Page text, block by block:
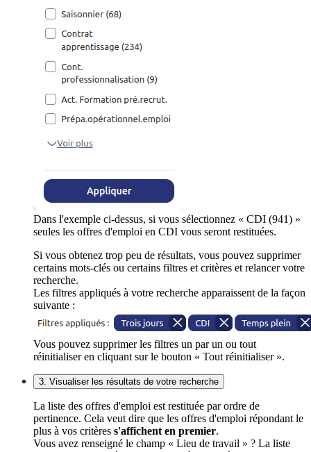
Dans l'exemple ci-dessus, si vous sélectionnez « CDI (941) »
seules les offres d'emploi en CDI vous seront restituées.
Si vous obtenez trop peu de résultats, vous pouvez supprimer
certains mots-clés ou certains filtres et critères et relancer votre
recherche.
Les filtres appliqués à votre recherche apparaissent de la façon
suivante :
Vous pouvez supprimer les filtres un par un ou tout
réinitialiser en cliquant sur le bouton « Tout réinitialiser ».
3. Visualiser les résultats de votre recherche
La liste des offres d'emploi est restituée par ordre de
pertinence. Cela veut dire que les offres d'emploi répondant le
plus à vos critères s'affichent en premier.
Vous avez renseigné le champ « Lieu de travail » ? La liste